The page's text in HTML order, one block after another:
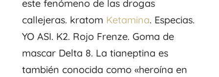
este fenómeno de las drogas
callejeras. kratom Ketamina. Especias.
YO ASI. K2. Rojo Frenze. Goma de
mascar Delta 8. La tianeptina es
también conocida como «heroína en